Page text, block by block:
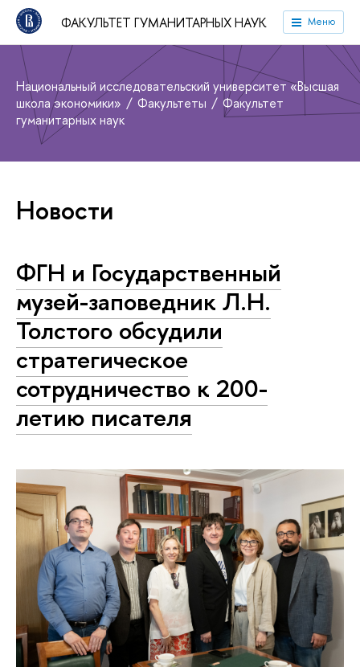
ФАКУЛЬТЕТ ГУМАНИТАРНЫХ НАУК Меню
Национальный исследовательский университет «Высшая
школа экономики»
Факультеты
Факультет
гуманитарных наук
Новости
ФГН и Государственный
музей-заповедник Л.Н.
Толстого обсудили
стратегическое
сотрудничество к 200-
летию писателя